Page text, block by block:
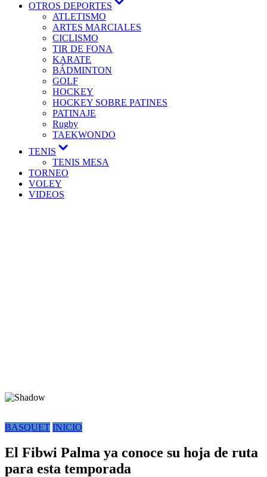
OTROS DEPORTES
ATLETISMO
ARTES MARCIALES
CICLISMO
TIR DE FONA
KARATE
BÁDMINTON
GOLF
HOCKEY
HOCKEY SOBRE PATINES
PATINAJE
Rugby
TAEKWONDO
TENIS
TENIS MESA
TORNEO
VOLEY
VIDEOS
BASQUET INICIO
El Fibwi Palma ya conoce su hoja de ruta
para esta temporada